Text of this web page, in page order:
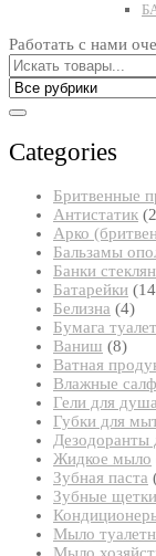
Работать с нами
Categories
Бритвенные
Антистатик 2
Арко
Бальзамы
Банки
Батарейки 14
Белизна 44
Бумага
Ваниш 88
Ватная
Влажные
Гели для душа
Губки для
Дезодоранты
Жидкое мыло
Зубная паста
Зубные щетки
Мыло